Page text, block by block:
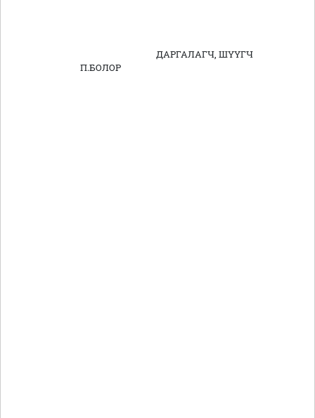
ДАРГАЛАГЧ, ШҮҮГЧ
П.БОЛОР